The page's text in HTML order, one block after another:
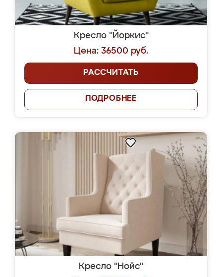
Кресло "Йоркис"
Цена: 36500 руб.
РАССЧИТАТЬ
ПОДРОБНЕЕ
Кресло "Нойс"